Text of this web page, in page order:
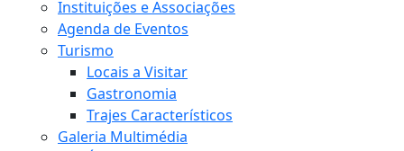
Instituições e Associações
Agenda de Eventos
Turismo
Locais a Visitar
Gastronomia
Trajes Característicos
Galeria Multimédia